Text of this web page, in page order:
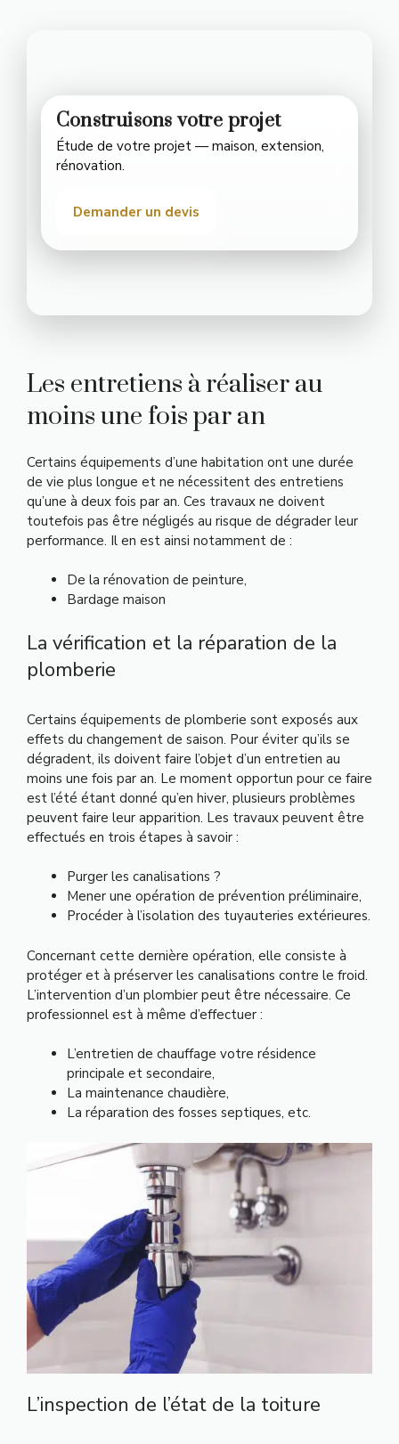
Construisons votre projet
Étude de votre projet — maison, extension,
rénovation.
Demander un devis
Les entretiens à réaliser au
moins une fois par an
Certains équipements d’une habitation ont une durée
de vie plus longue et ne nécessitent des entretiens
qu’une à deux fois par an. Ces travaux ne doivent
toutefois pas être négligés au risque de dégrader leur
performance. Il en est ainsi notamment de :
De la rénovation de peinture,
Bardage maison
La vérification et la réparation de la
plomberie
Certains équipements de plomberie sont exposés aux
effets du changement de saison. Pour éviter qu’ils se
dégradent, ils doivent faire l’objet d’un entretien au
moins une fois par an. Le moment opportun pour ce faire
est l’été étant donné qu’en hiver, plusieurs problèmes
peuvent faire leur apparition. Les travaux peuvent être
effectués en trois étapes à savoir :
Purger les canalisations ?
Mener une opération de prévention préliminaire,
Procéder à l’isolation des tuyauteries extérieures.
Concernant cette dernière opération, elle consiste à
protéger et à préserver les canalisations contre le froid.
L’intervention d’un plombier peut être nécessaire. Ce
professionnel est à même d’effectuer :
L’entretien de chauffage votre résidence
principale et secondaire,
La maintenance chaudière,
La réparation des fosses septiques, etc.
L’inspection de l’état de la toiture